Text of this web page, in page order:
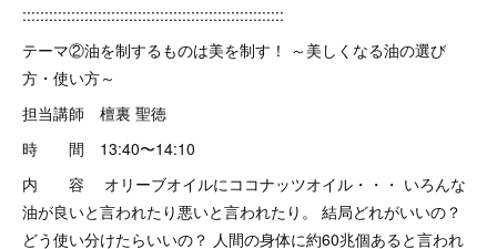
:::::::::::::::::::::::::::::::::::::::::::::::::::::::::::
テーマ②油を制するものは美を制す！ ～美しくなる油の選び
方・使い方～
担当講師 檀裏 聖徳
時 間 13:40〜14:10
内 容 オリーブオイルにココナッツオイル・・・ いろんな
油が良いと言われたり悪いと言われたり。 結局どれがいいの？
どう使い分けたらいいの？ 人間の身体に約60兆個あると言われ